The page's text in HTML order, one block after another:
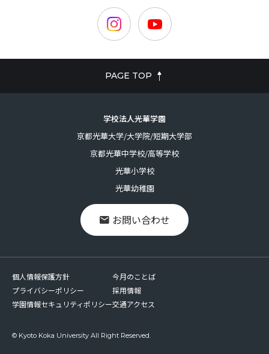
PAGE TOP
学校法人光華学園
京都光華大学/大学院/短期大学部
京都光華中学校/高等学校
光華小学校
光華幼稚園
お問い合わせ
個人情報保護方針
プライバシーポリシー
学園情報セキュリティポリシー
今月のことば
採用情報
交通アクセス
© Kyoto Koka University All Right Reserved.